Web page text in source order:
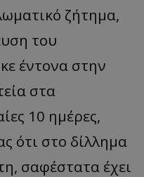
ζήτημα,
του
έντονα στην
στα
10 ημέρες,
ότι στο δίλλημα
σαφέστατα έχει